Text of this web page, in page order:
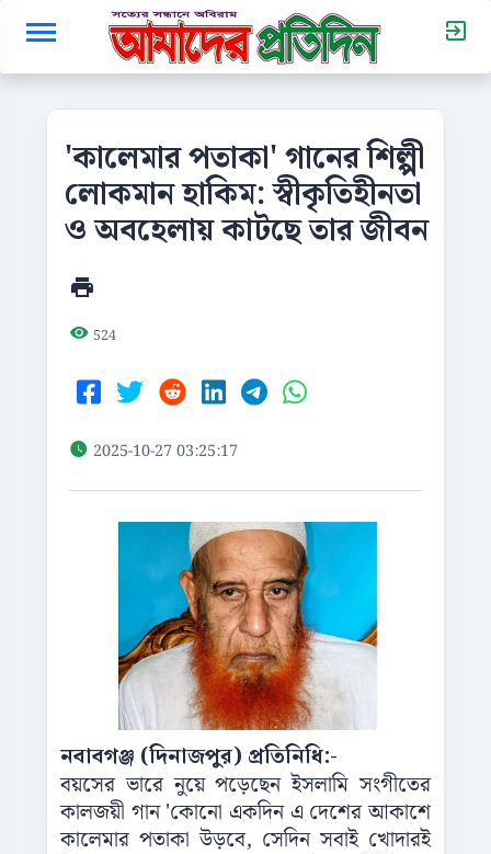
'কালেমার পতাকা' গানের শিল্পী
লোকমান হাকিম: স্বীকৃতিহীনতা
ও অবহেলায় কাটছে তার জীবন
524
2025-10-27 03:25:17
নবাবগঞ্জ (দিনাজপুর) প্রতিনিধি:-
বয়সের ভারে নুয়ে পড়েছেন ইসলামি সংগীতের
কালজয়ী গান 'কোনো একদিন এ দেশের আকাশে
কালেমার পতাকা উড়বে, সেদিন সবাই খোদারই